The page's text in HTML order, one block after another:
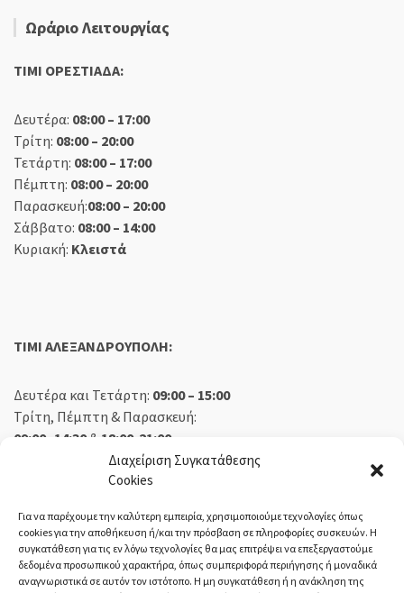
Διαχείριση Συγκατάθεσης
Cookies
Για να παρέχουμε την καλύτερη εμπειρία, χρησιμοποιούμε τεχνολογίες όπως
cookies για την αποθήκευση ή/και την πρόσβαση σε πληροφορίες συσκευών. Η
συγκατάθεση για τις εν λόγω τεχνολογίες θα μας επιτρέψει να επεξεργαστούμε
δεδομένα προσωπικού χαρακτήρα, όπως συμπεριφορά περιήγησης ή μοναδικά
αναγνωριστικά σε αυτόν τον ιστότοπο. Η μη συγκατάθεση ή η ανάκληση της
Ωράριο Λειτουργίας
TIMI ΟΡΕΣΤΙΑΔΑ:
Δευτέρα: 08:00 – 17:00
Τρίτη: 08:00 – 20:00
Τετάρτη: 08:00 – 17:00
Πέμπτη: 08:00 – 20:00
Παρασκευή:08:00 – 20:00
Σάββατο: 08:00 – 14:00
Κυριακή: Κλειστά
TIMI ΑΛΕΞΑΝΔΡΟΥΠΟΛΗ:
Δευτέρα και Τετάρτη: 09:00 – 15:00
Τρίτη, Πέμπτη & Παρασκευή:
09:00 -14:30 & 18:00-21:00
09:00 – 14:30
Κλειστά
ΕΚΘΕΣΗ ΟΡΕΣΤΙΑΔΑ: